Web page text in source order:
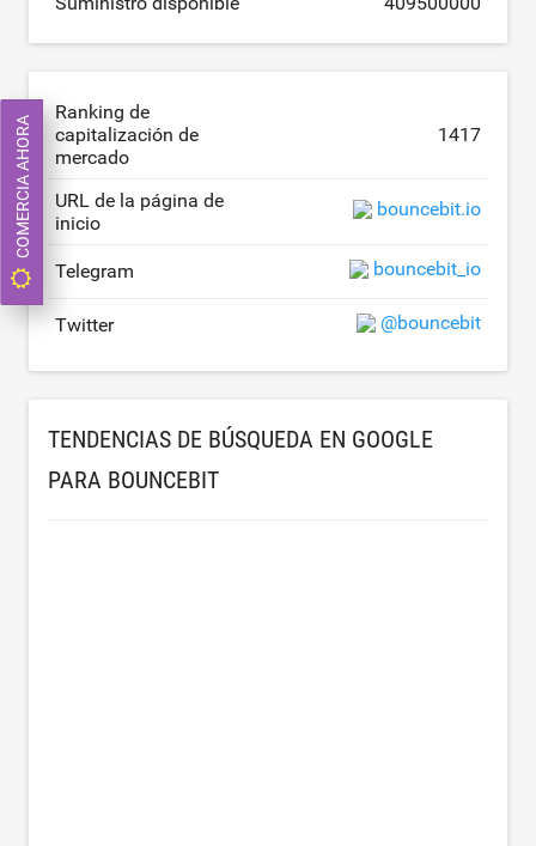
Ranking de
capitalización de
mercado
1417
URL de la página de
inicio
bouncebit.io
Telegram bouncebit_io
Twitter @bouncebit
TENDENCIAS DE BÚSQUEDA EN GOOGLE
PARA BOUNCEBIT
COMERCIA AHORA